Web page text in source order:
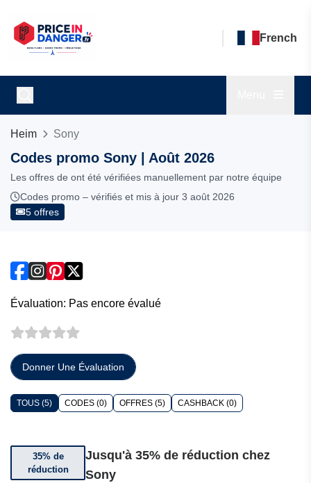
French
Heim Sony
Codes promo Sony | Août 2026
Les offres de ont été vérifiées manuellement par notre équipe
Codes promo – vérifiés et mis à jour 3 août 2026
5 offres
Évaluation: Pas encore évalué
Donner Une Évaluation
TOUS (5) CODES (0) OFFRES (5) CASHBACK (0)
35% de
réduction
Jusqu'à 35% de réduction chez
Sony